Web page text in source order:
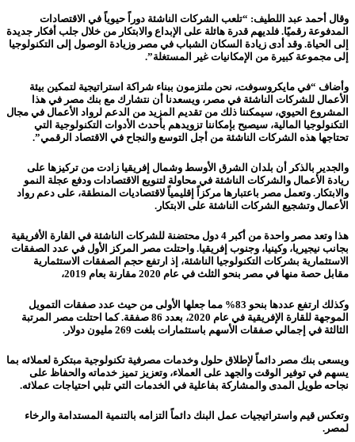
وقال أحمد عبد اللطيف: “تلعب الشركات الناشئة دوراً حيوياً في الاقتصادات
المدفوعة رقميًا. فلديهم قدرة هائلة على الإبداع والابتكار من خلال جلب أفكار جديدة
إلى الحياة. وقد أدى زيادة السكان الشباب في مصر وزيادة الوصول إلى التكنولوجيا
إلى مجموعة كبيرة من الإمكانيات غير المستغلة”.
وأضاف “في مايكروسوفت، نحن ملتزمون ببناء شراكة استراتيجية لتمكين بيئة
الأعمال للشركات الناشئة في مصر، ويسعدنا أن نتشارك مع بنك مصر في هذا
المشروع الحيوي، سيمكننا ذلك من تقديم المزيد من الدعم لرواد الأعمال في مجال
التكنولوجيا المالية، سيصبح بإمكاننا تزويدهم بأحدث الأدوات التكنولوجية التي
تحتاجها هذه الشركات الناشئة من أجل التوسع والنجاح في الاقتصاد الرقمي”.
والجدير بالذكر أن بلدان الشرق الأوسط وشمال إفريقيا زادت من تركيزها على
ريادة الأعمال والشركات الناشئة في محاولة لتنويع الاقتصادات ودفع عجلة النمو
والابتكار. وتعمل مصر باعتبارها مركزاً إقليمياً لاقتصاديات المنطقة، على دعم رواد
الأعمال وتشجيع الشركات الناشئة على الابتكار.
هذا وتعد مصر واحدة من أكبر 4 دول محتضنة للشركات الناشئة في القارة الأفريقية
بجانب نيجيريا، وكينيا، وجنوب إفريقيا. واحتلت مصر المركز الأول في عدد الصفقات
الاستثمارية بشركات التكنولوجيا الناشئة، إذ ارتفع حجم الصفقات الاستثمارية
مقابل حصة منها في مصر بنحو الثلث في عام 2020 مقارنة بعام 2019،
وكذلك ارتفع عددها بنحو 83% مما جعلها الأولى من حيث عدد صفقات التمويل
الموجهة للقارة الإفريقية في عام 2020، بعدد 86 صفقة. كما احتلت مصر المرتبة
الثالثة في إجمالي صفقات الأسهم باستثمارات بلغت 269 مليون دولار.
ويسعى بنك مصر دائماً لإطلاق حلول وخدمات مصرفية تكنولوجية مبتكرة لعملائه بما
يسهم في توفير الوقت والجهد على العملاء، وتعزيز تميز خدماته والحفاظ على
نجاحه طويل المدى والمشاركة بفاعلية في الخدمات التي تلبي احتياجات عملائه.
وتعكس قيم واستراتيجيات عمل البنك دائماً التزامه بالتنمية المستدامة والرخاء
لمصر.